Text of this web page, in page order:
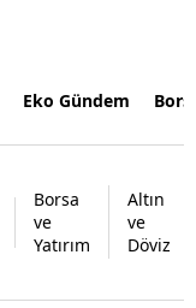
Eko Gündem
Borsa
ve
Yatırım
Altın
ve
Döviz